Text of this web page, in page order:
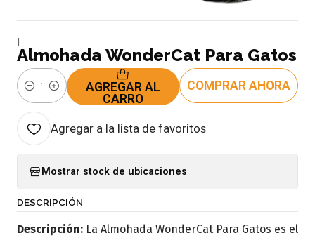
Almohada WonderCat Para Gatos
Cantidad
AGREGAR AL
CARRO
COMPRAR AHORA
Agregar a la lista de favoritos
Mostrar stock de ubicaciones
DESCRIPCIÓN
Descripción: La Almohada WonderCat Para Gatos es el